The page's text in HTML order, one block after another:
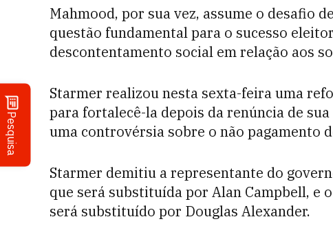
Pesquisa
Mahmood, por sua vez, assume o desafio
questão fundamental para o sucesso
descontentamento social em relação aos
Starmer realizou nesta sexta-feira uma
para fortalecê-la depois da renúncia de
uma controvérsia sobre o não pagamento
Starmer demitiu a representante do
que será substituída por Alan Campbell, e
será substituído por Douglas Alexander.